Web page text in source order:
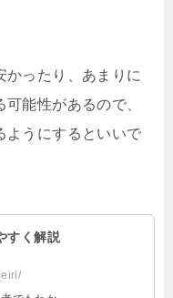
かったり、あまりに
能性があるので、
ようにするといいで
すく解説